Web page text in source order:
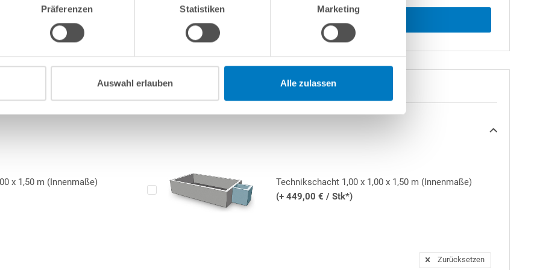
Präferenzen Statistiken Marketing
Auswahl erlauben Alle zulassen
sich abschließend links auf der gegenüberliegenden
wird auf die Dichtheit der Folien-Schweißnähte eine
sind mechanische Beschädigungen sowie altersbedingte
bereits enthalten.
x 1,50 m (Innenmaße)
Technikschacht 1,00 x 1,00 x 1,50 m (Innenmaße)
(+ 449,00 € / Stk*)
Zurücksetzen